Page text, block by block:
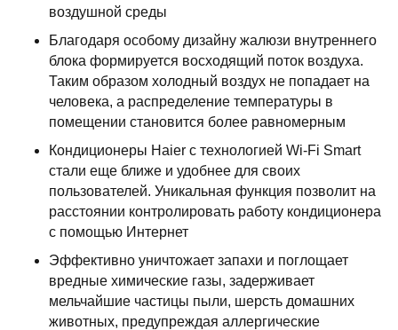
воздушной среды
Благодаря особому дизайну жалюзи внутреннего
блока формируется восходящий поток воздуха.
Таким образом холодный воздух не попадает на
человека, а распределение температуры в
помещении становится более равномерным
Кондиционеры Haier с технологией Wi-Fi Smart
стали еще ближе и удобнее для своих
пользователей. Уникальная функция позволит на
расстоянии контролировать работу кондиционера
с помощью Интернет
Эффективно уничтожает запахи и поглощает
вредные химические газы, задерживает
мельчайшие частицы пыли, шерсть домашних
животных, предупреждая аллергические